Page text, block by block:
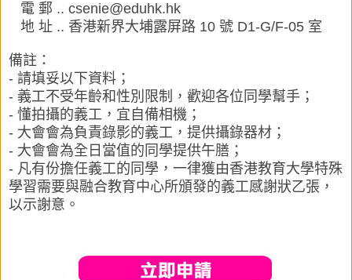
電 郵 .. csenie@eduhk.hk
地 址 .. 香港新界大埔露屏路 10 號 D1-G/F-05 室
備註：
- 請填妥以下資料；
- 義工不受年齡和性別限制，歡迎各位同學幫手；
- 懂拍攝的義工，宜自備相機；
- 大會會為負責錄影的義工，提供攝錄器材；
- 大會會為全日當值的同學提供午膳；
- 凡有份擔任義工的同學，一律獲由香港教育大學特殊
學習需要與融合教育中心所頒發的義工感謝狀乙張，
以示謝意。